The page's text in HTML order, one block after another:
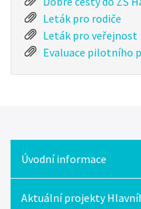
Leták pro rodiče
Leták pro veřejnost
Evaluace pilotního
Knihovna
Úvodní informace
Aktuální projekty